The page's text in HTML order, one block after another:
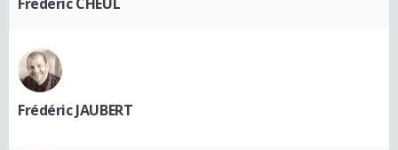
Frédéric JAUBERT